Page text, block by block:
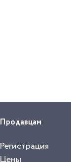
Продавцам
Регистрация